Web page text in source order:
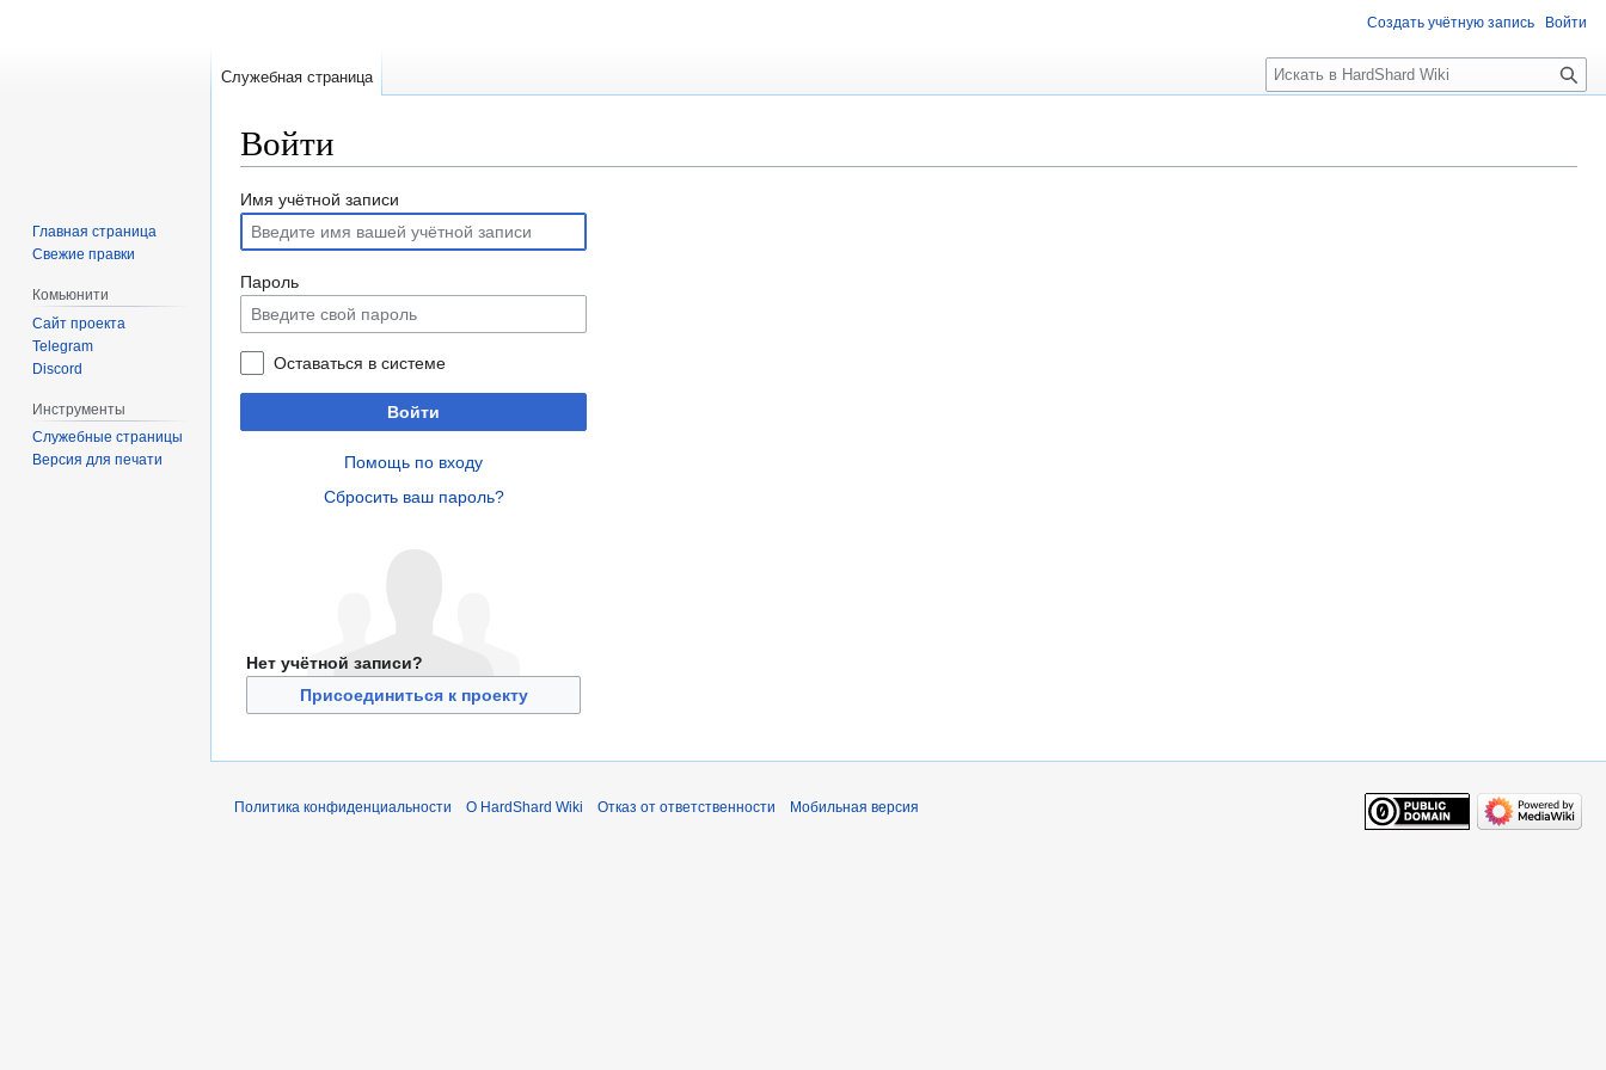
Войти
Перейти
навигации
Перейти
поиску
Имя учётной записи
Пароль
Оставаться в системе
Войти
Помощь по входу
Сбросить ваш пароль?
Нет учётной записи?
Присоединиться к проекту
Создать учётную запись Войти
Служебная страница
Поиск
Главная страница
Свежие правки
Комьюнити
Сайт проекта
Telegram
Discord
Инструменты
Служебные страницы
Версия для печати
Политика конфиденциальности О HardShard Wiki Отказ от ответственности Мобильная версия